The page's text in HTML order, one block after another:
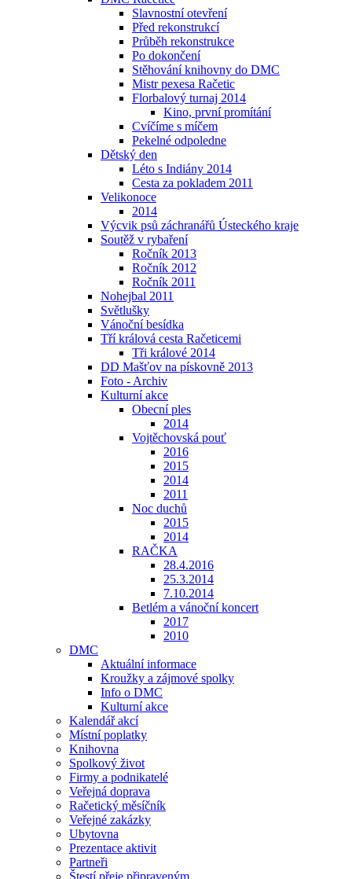
Slavnostní otevření
Před rekonstrukcí
Průběh rekonstrukce
Po dokončení
Stěhování knihovny do DMC
Mistr pexesa Račetic
Florbalový turnaj 2014
Kino, první promítání
Cvíčíme s míčem
Pekelné odpoledne
Dětský den
Léto s Indiány 2014
Cesta za pokladem 2011
Velikonoce
2014
Výcvik psů záchranářů Ústeckého kraje
Soutěž v rybaření
Ročník 2013
Ročník 2012
Ročník 2011
Nohejbal 2011
Světlušky
Vánoční besídka
Tří králová cesta Račeticemi
Tři králové 2014
DD Mašťov na pískovně 2013
Foto - Archiv
Kulturní akce
Obecní ples
2014
Vojtěchovská pouť
2016
2015
2014
2011
Noc duchů
2015
2014
RAČKA
28.4.2016
25.3.2014
7.10.2014
Betlém a vánoční koncert
2017
2010
DMC
Aktuální informace
Kroužky a zájmové spolky
Info o DMC
Kulturní akce
Kalendář akcí
Místní poplatky
Knihovna
Spolkový život
Firmy a podnikatelé
Veřejná doprava
Račetický měsíčník
Veřejné zakázky
Ubytovna
Prezentace aktivit
Partneři
Štestí přeje připraveným